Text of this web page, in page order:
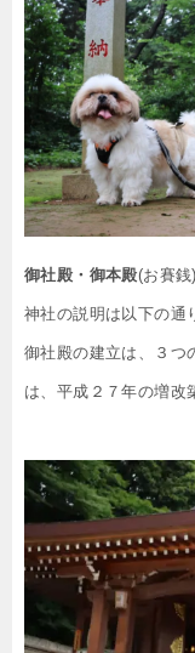
御社殿・御本殿(お賽銭)
神社の説明は以下の通
御社殿の建立は、３つ
は、平成２７年の増改